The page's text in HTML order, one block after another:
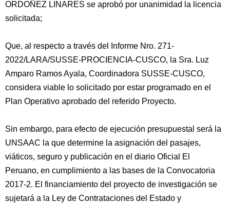
ORDOÑEZ LINARES se aprobó por unanimidad la licencia
solicitada;
Que, al respecto a través del Informe Nro. 271-
2022/LARA/SUSSE-PROCIENCIA-CUSCO, la Sra. Luz
Amparo Ramos Ayala, Coordinadora SUSSE-CUSCO,
considera viable lo solicitado por estar programado en el
Plan Operativo aprobado del referido Proyecto.
Sin embargo, para efecto de ejecución presupuestal será la
UNSAAC la que determine la asignación del pasajes,
viáticos, seguro y publicación en el diario Oficial El
Peruano, en cumplimiento a las bases de la Convocatoria
2017-2. El financiamiento del proyecto de investigación se
sujetará a la Ley de Contrataciones del Estado y